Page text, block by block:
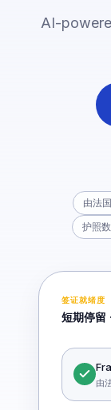
AI-
由法
护照
签证就绪度
短期停留
由